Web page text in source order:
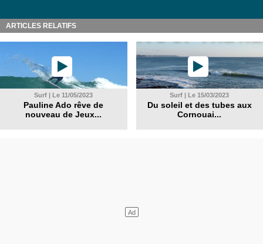
ARTICLES RELATIFS
Surf | Le 11/05/2023
Pauline Ado rêve de
nouveau de Jeux...
Surf | Le 15/03/2023
Du soleil et des tubes aux
Cornouai...